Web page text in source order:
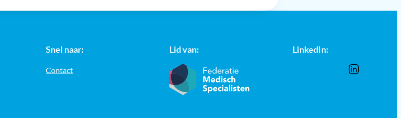
Snel naar:
Contact
Lid van: LinkedIn: